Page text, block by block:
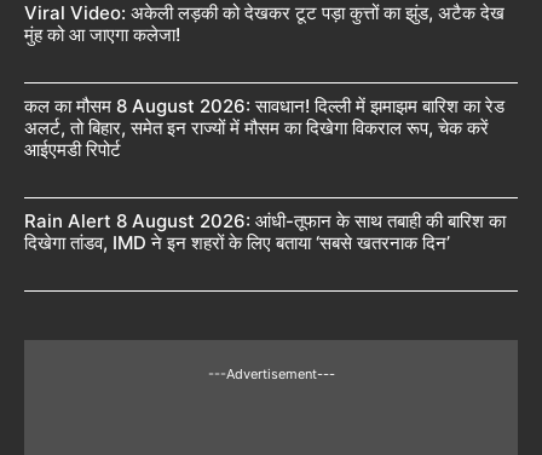
Viral Video: अकेली लड़की को देखकर टूट पड़ा कुत्तों का झुंड, अटैक देख
मुंह को आ जाएगा कलेजा!
कल का मौसम 8 August 2026: सावधान! दिल्ली में झमाझम बारिश का रेड
अलर्ट, तो बिहार, समेत इन राज्यों में मौसम का दिखेगा विकराल रूप, चेक करें
आईएमडी रिपोर्ट
Rain Alert 8 August 2026: आंधी-तूफान के साथ तबाही की बारिश का
दिखेगा तांडव, IMD ने इन शहरों के लिए बताया ‘सबसे खतरनाक दिन’
---Advertisement---